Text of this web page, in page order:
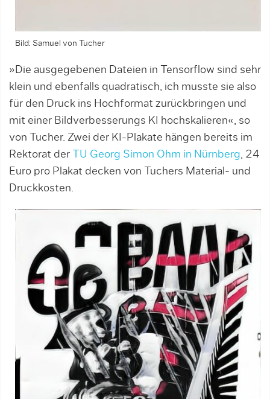
Bild: Samuel von Tucher
»Die ausgegebenen Dateien in Tensorflow sind sehr
klein und ebenfalls quadratisch, ich musste sie also
für den Druck ins Hochformat zurückbringen und
mit einer Bildverbesserungs KI hochskalieren«, so
von Tucher. Zwei der KI-Plakate hängen bereits im
Rektorat der
TU Georg Simon Ohm in Nürnberg, 24
Euro pro Plakat decken von Tuchers Material- und
Druckkosten.